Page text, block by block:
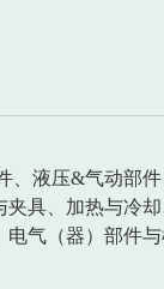
、液压&气动部
具、加热与冷
气（器）部件